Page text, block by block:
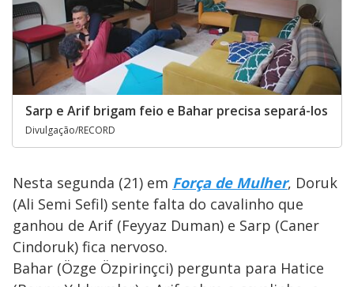
Sarp e Arif brigam feio e Bahar precisa separá-los
Divulgação/RECORD
Nesta segunda (21) em Força de Mulher, Doruk
(Ali Semi Sefil) sente falta do cavalinho que
ganhou de Arif (Feyyaz Duman) e Sarp (Caner
Cindoruk) fica nervoso.
Bahar (Özge Özpirinçci) pergunta para Hatice